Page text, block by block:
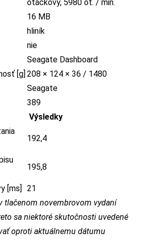
otáčkový, 5980 ot. / min.
16 MB
hliník
nie
Seagate Dashboard
[g] 208 × 124 × 36 / 1480
Seagate
389
Výsledky
192,4
195,8
[ms]
21
tlačenom novembrovom vydaní
sa niektoré skutočnosti uvedené
oproti aktuálnemu dátumu